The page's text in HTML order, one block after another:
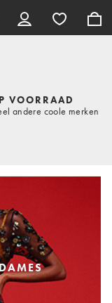
VOORRAAD
andere coole merken